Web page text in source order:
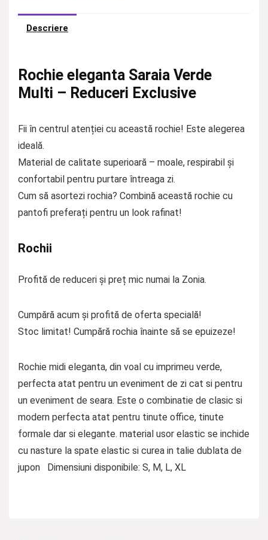
Descriere
Rochie eleganta Saraia Verde
Multi – Reduceri Exclusive
Fii în centrul atenției cu această rochie! Este alegerea
ideală.
Material de calitate superioară – moale, respirabil și
confortabil pentru purtare întreaga zi.
Cum să asortezi rochia? Combină această rochie cu
pantofi preferați pentru un look rafinat!
Rochii
Profită de reduceri și preț mic numai la Zonia.
Cumpără acum și profită de oferta specială!
Stoc limitat! Cumpără rochia înainte să se epuizeze!
Rochie midi eleganta, din voal cu imprimeu verde,
perfecta atat pentru un eveniment de zi cat si pentru
un eveniment de seara. Este o combinatie de clasic si
modern perfecta atat pentru tinute office, tinute
formale dar si elegante. material usor elastic se inchide
cu nasture la spate elastic si curea in talie dublata de
jupon Dimensiuni disponibile: S, M, L, XL